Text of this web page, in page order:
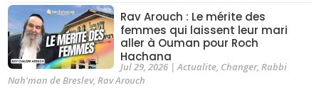
Rav Arouch : Le mérite des
femmes qui laissent leur mari
aller à Ouman pour Roch
Hachana
Jul 29, 2026|Actualite, Changer, Rabbi
Nah'man de Breslev,Rav Arouch